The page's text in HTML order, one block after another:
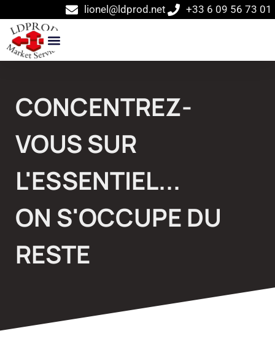
lionel@ldprod.net +33 6 09 56 73 01
CONCENTREZ-
VOUS SUR
L'ESSENTIEL...
ON S'OCCUPE DU
RESTE